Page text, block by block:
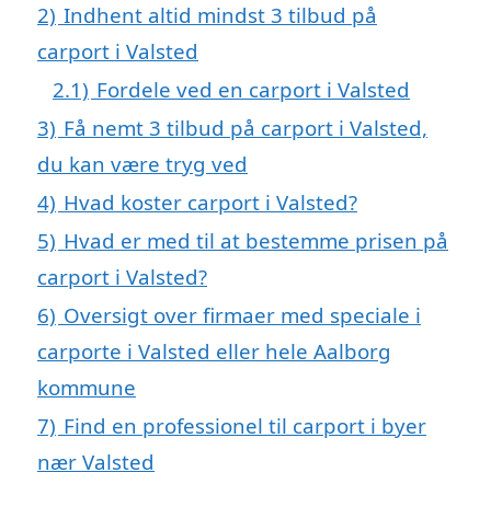
2) Indhent altid mindst 3 tilbud på
carport i Valsted
2.1) Fordele ved en carport i Valsted
3) Få nemt 3 tilbud på carport i Valsted,
du kan være tryg ved
4) Hvad koster carport i Valsted?
5) Hvad er med til at bestemme prisen på
carport i Valsted?
6) Oversigt over firmaer med speciale i
carporte i Valsted eller hele Aalborg
kommune
7) Find en professionel til carport i byer
nær Valsted